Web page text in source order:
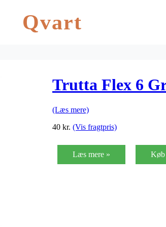
Qvart
Trutta Flex 6
(Læs mere)
40 kr. (Vis fragtpris)
Læs mere » Køb